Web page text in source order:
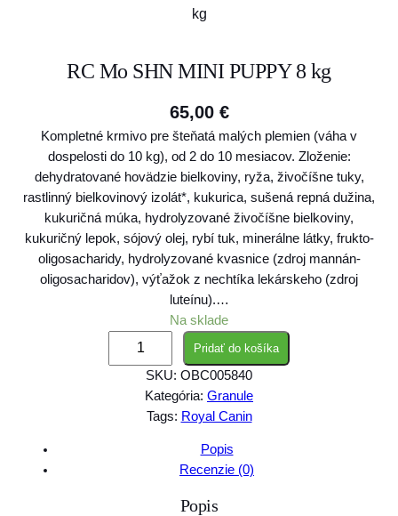
kg
RC Mo SHN MINI PUPPY 8 kg
65,00 €
Kompletné krmivo pre šteňatá malých plemien (váha v
dospelosti do 10 kg), od 2 do 10 mesiacov. Zloženie:
dehydratované hovädzie bielkoviny, ryža, živočíšne tuky,
rastlinný bielkovinový izolát*, kukurica, sušená repná dužina,
kukuričná múka, hydrolyzované živočíšne bielkoviny,
kukuričný lepok, sójový olej, rybí tuk, minerálne látky, frukto-
oligosacharidy, hydrolyzované kvasnice (zdroj mannán-
oligosacharidov), výťažok z nechtíka lekárskeho (zdroj
luteínu).…
Na sklade
Pridať do košíka
SKU: OBC005840
Kategória: Granule
Tags: Royal Canin
Popis
Recenzie (0)
Popis